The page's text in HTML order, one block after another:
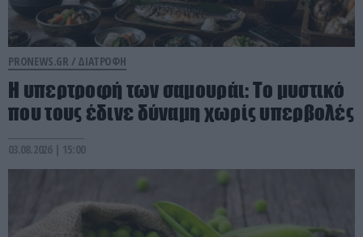
PRONEWS.GR / ΔΙΑΤΡΟΦΗ
Η υπερτροφή των σαμουράι: Το μυστικό
που τους έδινε δύναμη χωρίς υπερβολές
03.08.2026 | 15:00